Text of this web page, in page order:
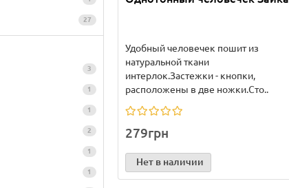
27
3
1
1
2
1
1
Удобный человечек пошит из
натуральной ткани
интерлок.Застежки - кнопки,
расположены в две ножки.Сто..
279грн
Нет в наличии